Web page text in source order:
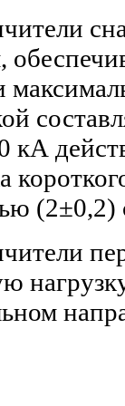
кА
(2±0,2)